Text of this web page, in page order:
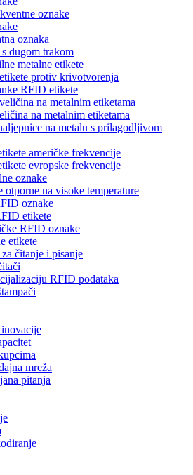
oznake
oznaka
dugom trakom
metalne etikete
protiv krivotvorenja
RFID etikete
na metalnim etiketama
na metalnim etiketama
na metalu s prilagodljivom
američke frekvencije
evropske frekvencije
oznake
otporne na visoke temperature
oznake
etikete
RFID oznake
etikete
čitanje i pisanje
RFID podataka
mreža
pitanja